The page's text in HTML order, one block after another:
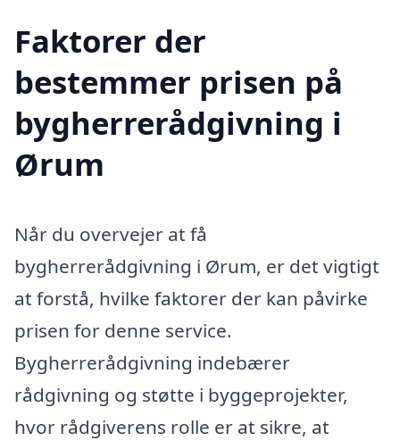
Faktorer der
bestemmer prisen på
bygherrerådgivning i
Ørum
Når du overvejer at få
bygherrerådgivning i Ørum, er det vigtigt
at forstå, hvilke faktorer der kan påvirke
prisen for denne service.
Bygherrerådgivning indebærer
rådgivning og støtte i byggeprojekter,
hvor rådgiverens rolle er at sikre, at